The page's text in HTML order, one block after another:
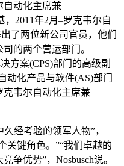
自动化主席兼
，2011年2月–罗克韦尔自
了两位新公司官员，他们
的两个营运部门。
方案(CPS)部门的高级副
动化产品与软件(AS)部门
克韦尔自动化主席兼
经考验的领军人物”，
关键角色。”“我们卓越的
争优势”，Nosbusch说。